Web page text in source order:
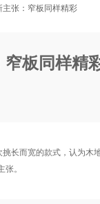
主张：窄板同样精彩
窄板同样精
长而宽的款式，认为
。